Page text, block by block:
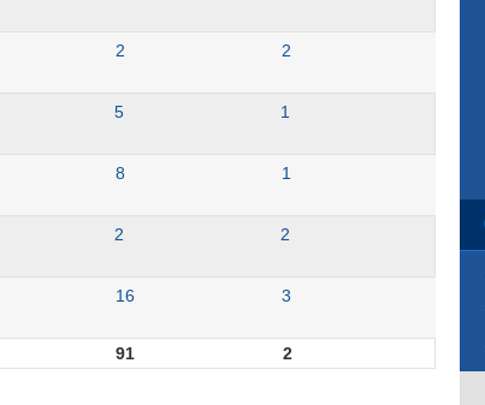
2 2
5 1
8 1
2 2
16 3
91 2